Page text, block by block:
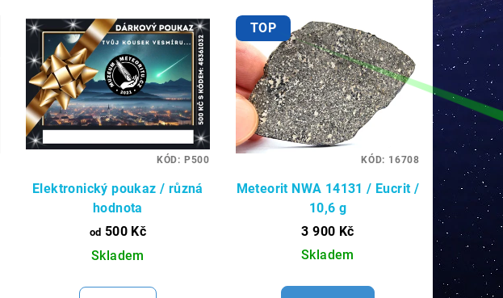
Elektronický poukaz / různá
hodnota
od 500 Kč
Skladem
KÓD: P500
TOP
Meteorit NWA 14131 / Eucrit /
10,6 g
3 900 Kč
Skladem
KÓD: 16708